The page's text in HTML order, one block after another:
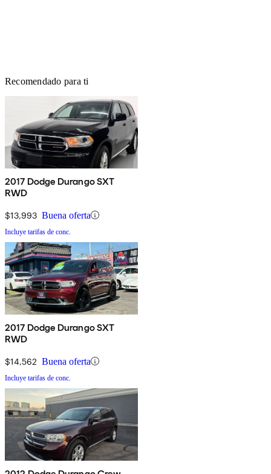
Recomendado para ti
2017 Dodge Durango SXT
RWD
$13,993 Buena oferta
Incluye tarifas de conc.
2017 Dodge Durango SXT
RWD
$14,562 Buena oferta
Incluye tarifas de conc.